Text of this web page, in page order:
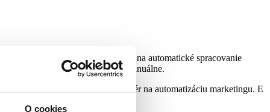
O cookies
ako používať technológiu na automatické spracovanie
toho, aby ste to museli robiť manuálne.
-mailu môžete na to použiť softvér na automatizáciu marketingu. E